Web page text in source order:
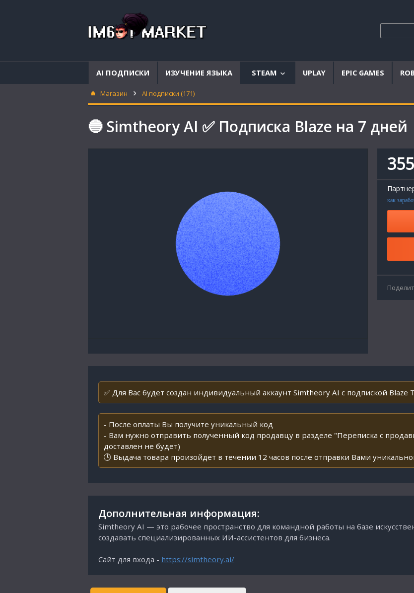
AI ПОДПИСКИ ИЗУЧЕНИЕ ЯЗЫКА STEAM
аккаунты
UPLAY EPIC GAMES
Магазин AI подписки (171)
🔵 Simtheory AI ✅ Подписка Blaze на 7 дней
355
как
✅ Для Вас будет создан индивидуальный аккаунт Simtheory AI с подпиской Blaze
- После оплаты Вы получите уникальный код
- Вам нужно отправить полученный код продавцу в разделе "Переписка с
доставлен не будет)
🕒 Выдача товара произойдет в течении 12 часов после отправки Вами
Дополнительная информация:
Simtheory AI — это рабочее пространство для командной работы на базе
создавать специализированных ИИ-ассистентов для бизнеса.
Сайт для входа - https://simtheory.ai/